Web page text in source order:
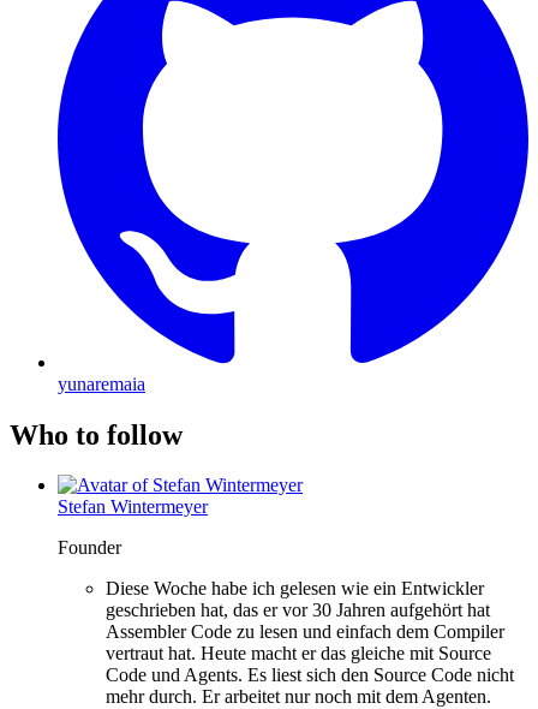
yunaremaia
Who to follow
Stefan Wintermeyer
Founder
Diese Woche habe ich gelesen wie ein Entwickler
geschrieben hat, das er vor 30 Jahren aufgehört hat
Assembler Code zu lesen und einfach dem Compiler
vertraut hat. Heute macht er das gleiche mit Source
Code und Agents. Es liest sich den Source Code nicht
mehr durch. Er arbeitet nur noch mit dem Agenten.